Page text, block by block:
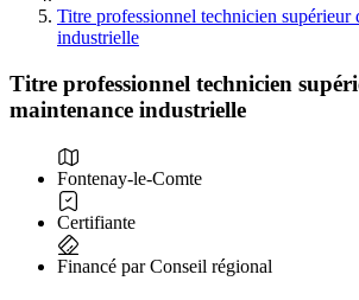
Titre professionnel technicien supérieur
industrielle
Titre professionnel technicien
maintenance industrielle
Fontenay-le-Comte
Certifiante
Financé par Conseil régional